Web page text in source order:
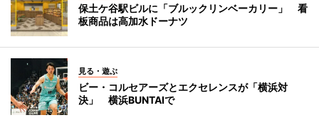
保土ケ谷駅ビルに「ブルックリンベーカリー」 看
板商品は高加水ドーナツ
見る・遊ぶ
ビー・コルセアーズとエクセレンスが「横浜対
決」 横浜BUNTAIで